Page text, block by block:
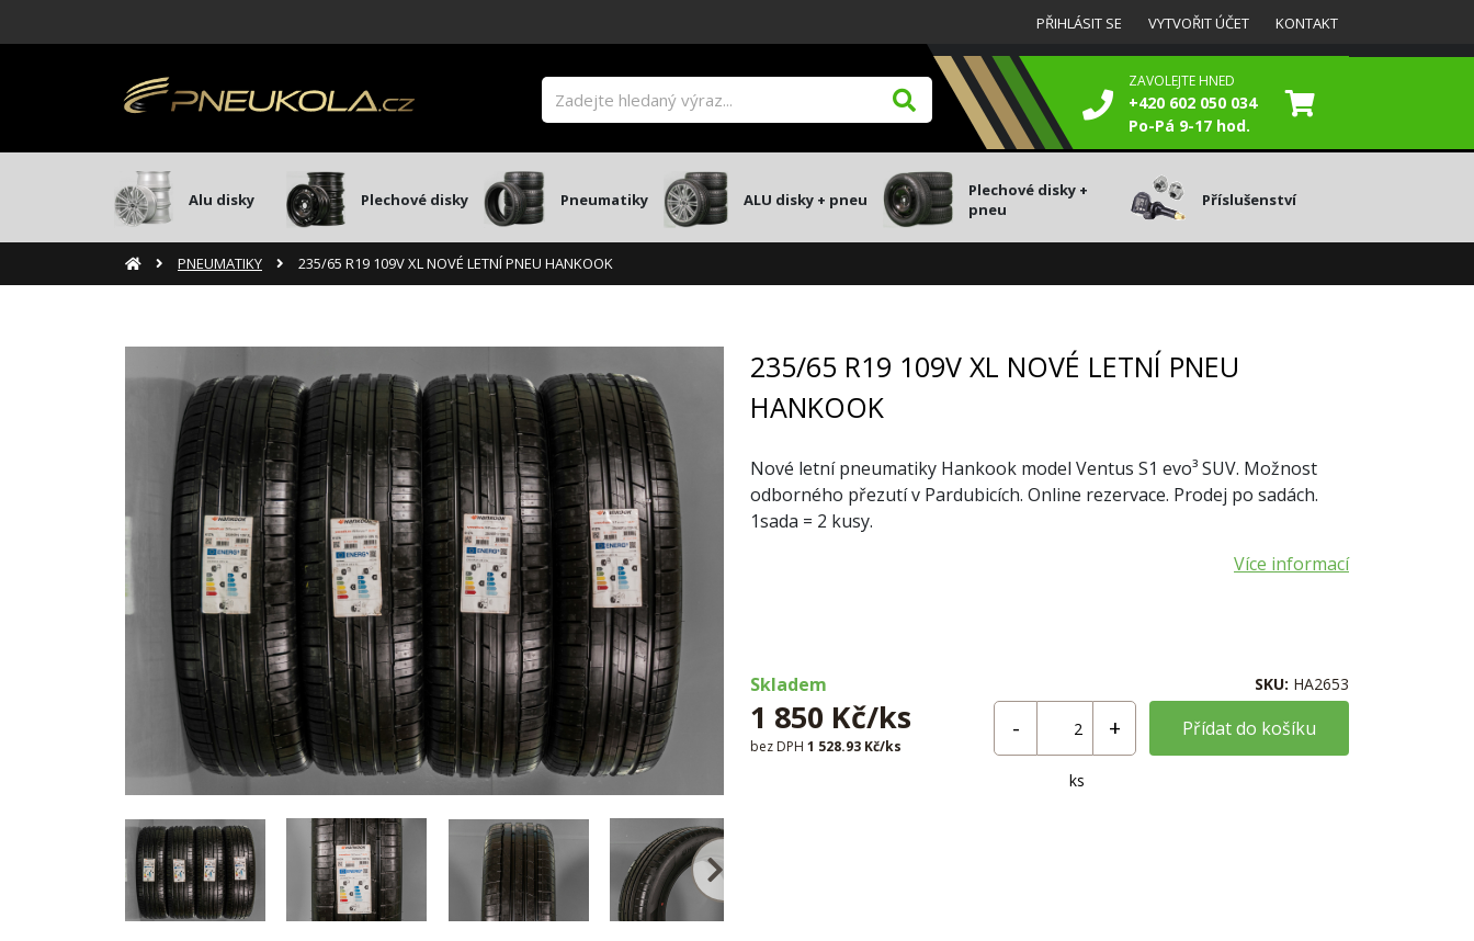
PŘIHLÁSIT SE VYTVOŘIT ÚČET KONTAKT
ZAVOLEJTE HNED
+420 602 050 034
Po-Pá 9-17 hod.
Alu disky Plechové disky Pneumatiky ALU disky + pneu
Plechové disky +
pneu
Příslušenství
PNEUMATIKY 235/65 R19 109V XL NOVÉ LETNÍ PNEU HANKOOK
235/65 R19 109V XL NOVÉ LETNÍ PNEU
HANKOOK
Nové letní pneumatiky Hankook model Ventus S1 evo³ SUV. Možnost
odborného přezutí v Pardubicích. Online rezervace. Prodej po sadách.
1sada = 2 kusy.
Více informací
Skladem SKU: HA2653
1 850 Kč/ks
bez DPH 1 528.93 Kč/ks
ks
Přídat do košíku